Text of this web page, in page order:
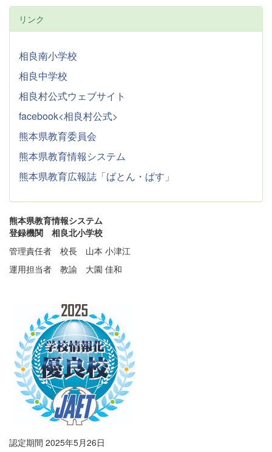
リンク
相良南小学校
相良中学校
相良村公式ウェブサイト
facebook<相良村公式>
熊本県教育委員会
熊本県教育情報システム
熊本県教育広報誌「ばとん・ぱす」
熊本県教育情報システム
登録機関 相良北小学校
管理責任者 校長 山本 小津江
運用担当者 教諭 大園 佳和
認定期間 2025年5月26日